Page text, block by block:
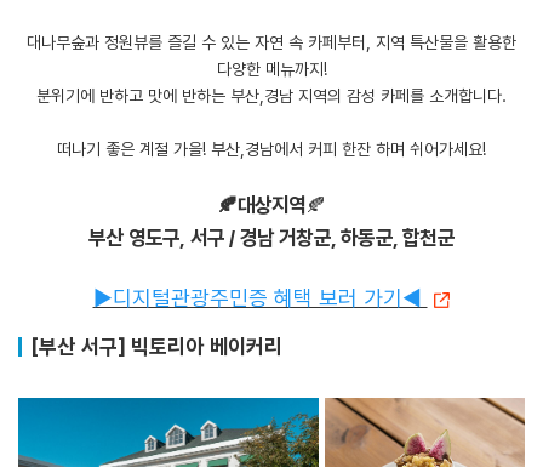
대나무숲과 정원뷰를 즐길 수 있는 자연 속 카페부터, 지역 특산물을 활용한
다양한 메뉴까지!
분위기에 반하고 맛에 반하는 부산,경남 지역의 감성 카페를 소개합니다.
떠나기 좋은 계절 가을! 부산,경남에서 커피 한잔 하며 쉬어가세요!
🍂대상지역🍂
부산 영도구, 서구 / 경남 거창군, 하동군, 합천군
▶디지털관광주민증 혜택 보러 가기◀
[부산 서구] 빅토리아 베이커리